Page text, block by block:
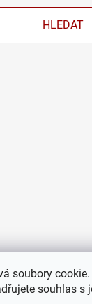
soubory
souhlas s
HLEDAT